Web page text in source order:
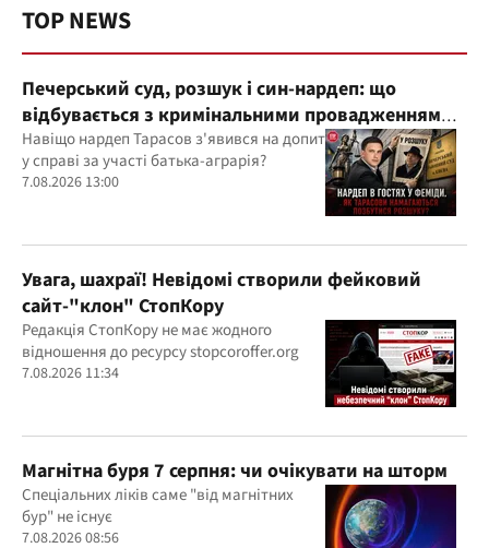
TOP NEWS
Печерський суд, розшук і син-нардеп: що
відбувається з кримінальними провадженнями
за участі агробарона Тарасова?
Навіщо нардеп Тарасов з'явився на допит
у справі за участі батька-аграрія?
7.08.2026 13:00
Увага, шахраї! Невідомі створили фейковий
сайт-"клон" СтопКору
Редакція СтопКору не має жодного
відношення до ресурсу stopcoroffer.org
7.08.2026 11:34
Магнітна буря 7 серпня: чи очікувати на шторм
Спеціальних ліків саме "від магнітних
бур" не існує
7.08.2026 08:56